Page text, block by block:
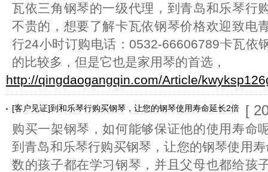
瓦依三角钢琴的一级代理，到青岛和乐琴行
不贵的，想要了解卡瓦依钢琴价格欢迎致电
行24小时订购电话：0532-66606789卡瓦依
的比较多，但是它也是家用琴的首选，
http://qingdaogangqin.com/Article/
[客户见证]到和乐琴行购买钢琴，让您的钢琴使用寿命延长2倍 [
购买一架钢琴，如何能够保证他的使用寿命
到青岛和乐琴行购买钢琴，让您的钢琴使用
数的孩子都在学习钢琴，并且父母也都给孩